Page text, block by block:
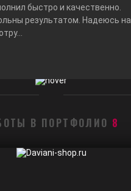
быстро и качественно.
результатом. Надеюсь на
В ПОРТФОЛИО 8